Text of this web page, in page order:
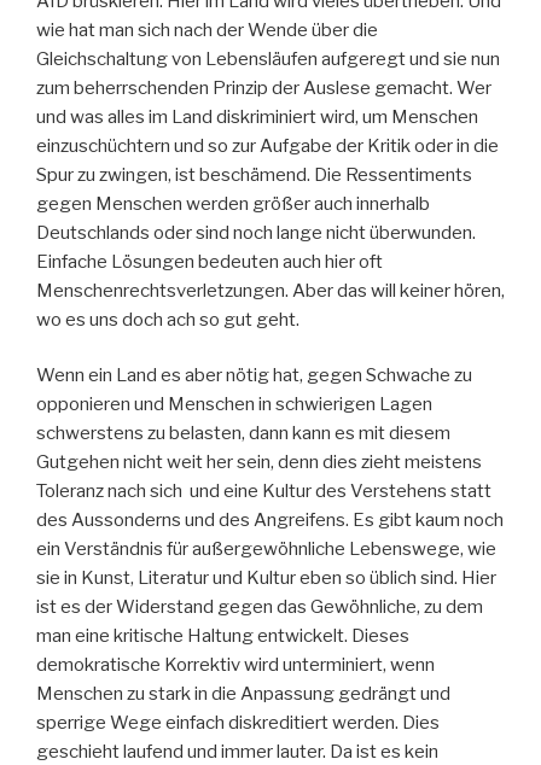
wie hat man sich nach der Wende über die
Gleichschaltung von Lebensläufen aufgeregt und sie nun
zum beherrschenden Prinzip der Auslese gemacht. Wer
und was alles im Land diskriminiert wird, um Menschen
einzuschüchtern und so zur Aufgabe der Kritik oder in die
Spur zu zwingen, ist beschämend. Die Ressentiments
gegen Menschen werden größer auch innerhalb
Deutschlands oder sind noch lange nicht überwunden.
Einfache Lösungen bedeuten auch hier oft
Menschenrechtsverletzungen. Aber das will keiner hören,
wo es uns doch ach so gut geht.
Wenn ein Land es aber nötig hat, gegen Schwache zu
opponieren und Menschen in schwierigen Lagen
schwerstens zu belasten, dann kann es mit diesem
Gutgehen nicht weit her sein, denn dies zieht meistens
Toleranz nach sich und eine Kultur des Verstehens statt
des Aussonderns und des Angreifens. Es gibt kaum noch
ein Verständnis für außergewöhnliche Lebenswege, wie
sie in Kunst, Literatur und Kultur eben so üblich sind. Hier
ist es der Widerstand gegen das Gewöhnliche, zu dem
man eine kritische Haltung entwickelt. Dieses
demokratische Korrektiv wird unterminiert, wenn
Menschen zu stark in die Anpassung gedrängt und
sperrige Wege einfach diskreditiert werden. Dies
geschieht laufend und immer lauter. Da ist es kein